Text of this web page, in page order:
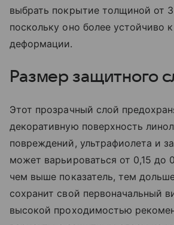
выбрать покрытие толщиной от
поскольку оно более устойчиво
деформации.
Размер защитного
Этот прозрачный слой
декоративную поверхность
повреждений, ультрафиолета и
может варьироваться от 0,15
чем выше показатель, тем
сохранит свой первоначальный
высокой проходимостью